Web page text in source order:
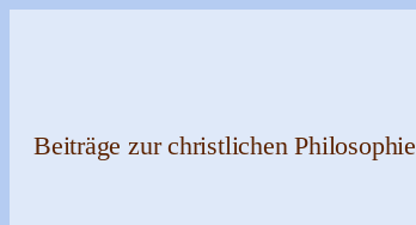
Beiträge zur christlichen Philosophie